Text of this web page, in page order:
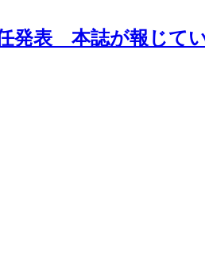
発表 本誌が報じて